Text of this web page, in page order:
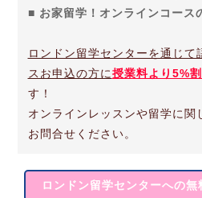
■ お家留学！オンラインコース
ロンドン留学センターを通じて
スお申込の方に授業料より5%割
す！
オンラインレッスンや留学に関
お問合せください。
ロンドン留学センターへの